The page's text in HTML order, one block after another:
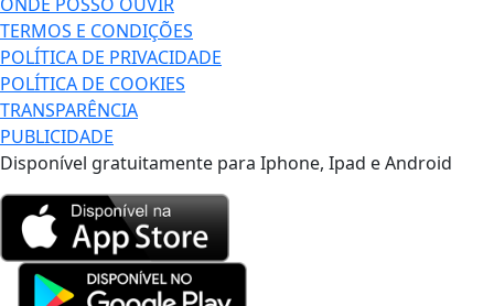
TERMOS E CONDIÇÕES
POLÍTICA DE PRIVACIDADE
POLÍTICA DE COOKIES
TRANSPARÊNCIA
PUBLICIDADE
Disponível gratuitamente para Iphone, Ipad e Android